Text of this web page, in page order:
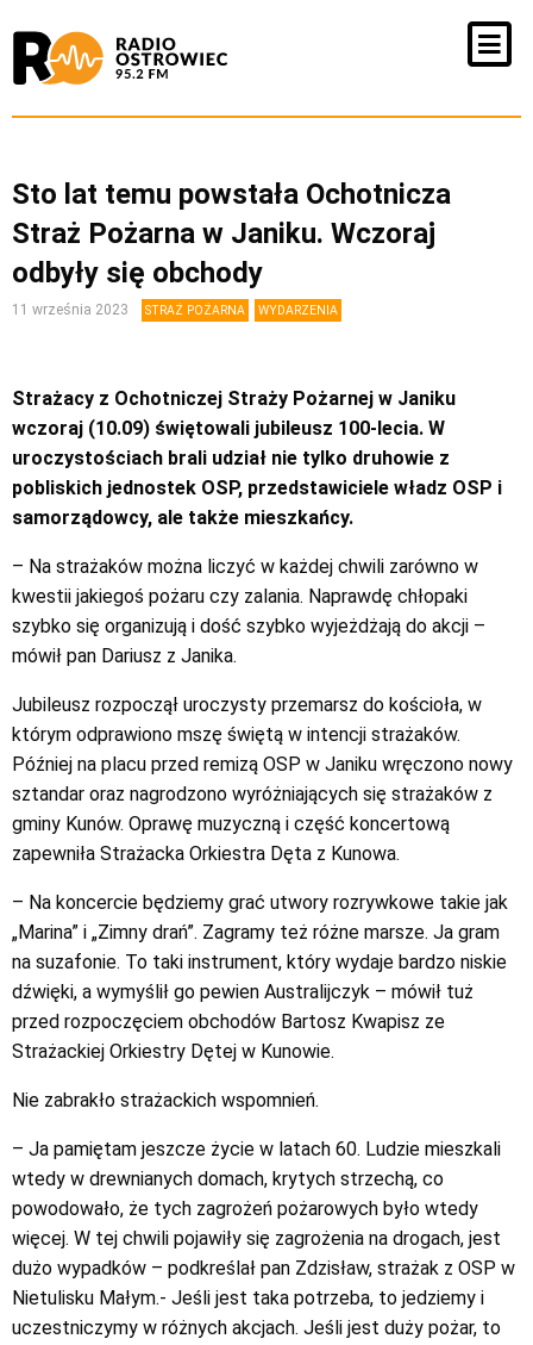
Sto lat temu powstała Ochotnicza
Straż Pożarna w Janiku. Wczoraj
odbyły się obchody
11 września 2023 STRAŻ POŻARNA WYDARZENIA
Strażacy z Ochotniczej Straży Pożarnej w Janiku
wczoraj (10.09) świętowali jubileusz 100-lecia. W
uroczystościach brali udział nie tylko druhowie z
pobliskich jednostek OSP, przedstawiciele władz OSP i
samorządowcy, ale także mieszkańcy.
– Na strażaków można liczyć w każdej chwili zarówno w
kwestii jakiegoś pożaru czy zalania. Naprawdę chłopaki
szybko się organizują i dość szybko wyjeżdżają do akcji –
mówił pan Dariusz z Janika.
Jubileusz rozpoczął uroczysty przemarsz do kościoła, w
którym odprawiono mszę świętą w intencji strażaków.
Później na placu przed remizą OSP w Janiku wręczono nowy
sztandar oraz nagrodzono wyróżniających się strażaków z
gminy Kunów. Oprawę muzyczną i część koncertową
zapewniła Strażacka Orkiestra Dęta z Kunowa.
– Na koncercie będziemy grać utwory rozrywkowe takie jak
„Marina” i „Zimny drań”. Zagramy też różne marsze. Ja gram
na suzafonie. To taki instrument, który wydaje bardzo niskie
dźwięki, a wymyślił go pewien Australijczyk – mówił tuż
przed rozpoczęciem obchodów Bartosz Kwapisz ze
Strażackiej Orkiestry Dętej w Kunowie.
Nie zabrakło strażackich wspomnień.
– Ja pamiętam jeszcze życie w latach 60. Ludzie mieszkali
wtedy w drewnianych domach, krytych strzechą, co
powodowało, że tych zagrożeń pożarowych było wtedy
więcej. W tej chwili pojawiły się zagrożenia na drogach, jest
dużo wypadków – podkreślał pan Zdzisław, strażak z OSP w
Nietulisku Małym.- Jeśli jest taka potrzeba, to jedziemy i
uczestniczymy w różnych akcjach. Jeśli jest duży pożar, to